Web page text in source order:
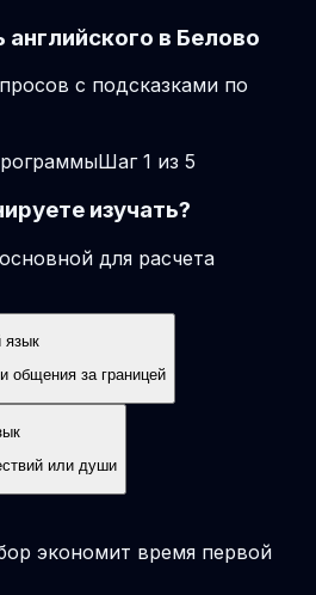
в Белово
с подсказками по
Шаг 1 из 5
изучать?
для расчета
язык
общения за границей
или души
экономит время первой